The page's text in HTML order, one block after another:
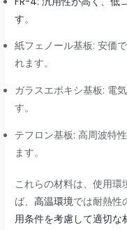
す。
紙フェノール基板: 安価
れます。
ガラスエポキシ基板: 電
す。
テフロン基板: 高周波特
ます。
これらの材料は、使用環
ば、高温環境では耐熱性
用条件を考慮して適切な